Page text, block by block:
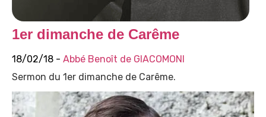
1er dimanche de Carême
18/02/18 - Abbé Benoît de GIACOMONI
Sermon du 1er dimanche de Carême.